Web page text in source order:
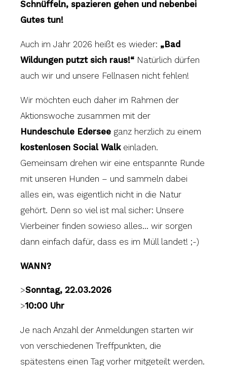
Schnüffeln, spazieren gehen und nebenbei
Gutes tun!
Auch im Jahr 2026 heißt es wieder: „Bad
Wildungen putzt sich raus!“ Natürlich dürfen
auch wir und unsere Fellnasen nicht fehlen!
Wir möchten euch daher im Rahmen der
Aktionswoche zusammen mit der
Hundeschule Edersee ganz herzlich zu einem
kostenlosen Social Walkeinladen.
Gemeinsam drehen wir eine entspannte Runde
mit unseren Hunden – und sammeln dabei
alles ein, was eigentlich nicht in die Natur
gehört. Denn so viel ist mal sicher: Unsere
Vierbeiner finden sowieso alles… wir sorgen
dann einfach dafür, dass es im Müll landet! ;-)
WANN?
>Sonntag, 22.03.2026
>10:00 Uhr
Je nach Anzahl der Anmeldungen starten wir
von verschiedenen Treffpunkten, die
spätestens einen Tag vorher mitgeteilt werden.